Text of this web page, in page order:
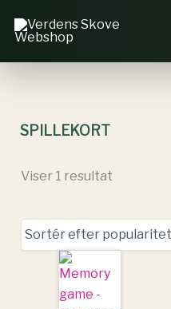
SPILLEKORT
Viser 1 resultat